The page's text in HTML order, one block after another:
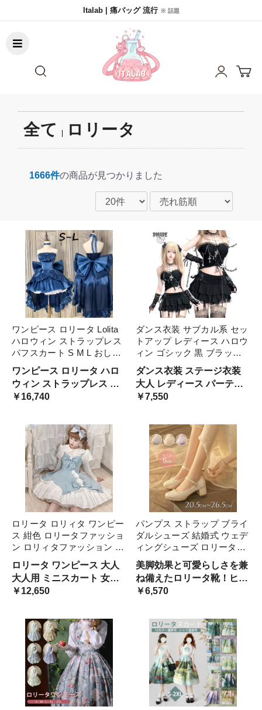
Italab | 痛バッグ 流行 ※ 話題
全て ロリータ
1666件の商品が見つかりました
ワンピース ロリータ Lolita
ハロウィン ストラップレス
パフスカート S M L おしゃ
れ コスプレ パーティー プ
レゼント レディース コスチ
ューム プリンセス ロマンテ
ィック ブル ドレス
ワンピース ロリータ ハロ
ウィン ストラップレス パ
￥16,740
ダンス衣装 サブカル系 セッ
トアップ レディース ハロウ
ィン ゴシック 黒 ブラック
肩出し レディースダンス衣
装 セクシー 大人 かっこい
い サブカルチャー ファッシ
ョン ステージ衣装 レ ゴス
ダンス衣装 ステージ衣装
大人 レディース パーティ
ー レディースダンス衣装
￥7,550
ロリータ ロリィタ ワンピー
ス 紺色 ロリータファッショ
ン ロリィタファッション 半
袖 クラシカル ゴシック 大
人 ふわふわ レース レディ
ース ハロウイン 仮装 本格
お姫様 甘ロリータ コスプレ
ロリータ ワンピース 大人
大人用 ミニスカート 女性
可愛いアイドル キャラクタ
￥12,650
パンプス ストラップ ブライ
ダルシューズ 結婚式 ウェデ
ィングシューズ ロリータ靴
甘ロリータ 女の子シューズ
ゴスロリ ロリィタ靴 ヒール
3センチ レディース メイド
靴 女の子 文化祭 イベ 可愛
美脚効果と可愛らしさを兼
ね備えたロリータ靴！ヒー
ル3センチで歩きやすく、
￥6,570